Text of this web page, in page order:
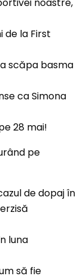
de la First
scăpa basma
ca Simona
28 mai!
pe
de dopaj în
luna
să fie